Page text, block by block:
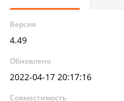
Версия
4.49
Обновлено
2022-04-17 20:17:16
Совместимость